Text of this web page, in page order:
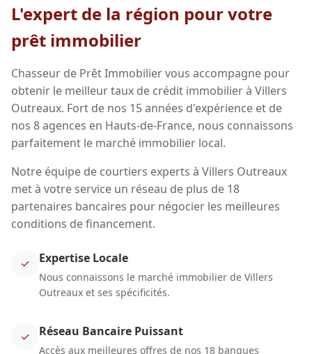
L'expert de la région pour votre
prêt immobilier
Chasseur de Prêt Immobilier vous accompagne pour
obtenir le meilleur taux de crédit immobilier à Villers
Outreaux. Fort de nos 15 années d'expérience et de
nos 8 agences en Hauts-de-France, nous connaissons
parfaitement le marché immobilier local.
Notre équipe de courtiers experts à Villers Outreaux
met à votre service un réseau de plus de 18
partenaires bancaires pour négocier les meilleures
conditions de financement.
✓ Expertise Locale
Nous connaissons le marché immobilier de Villers
Outreaux et ses spécificités.
✓ Réseau Bancaire Puissant
Accès aux meilleures offres de nos 18 banques